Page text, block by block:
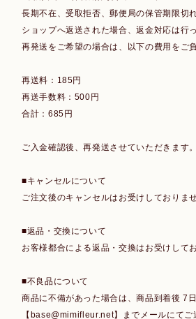
長期不在、受取拒否、郵便局の保管期限切
ショップへ返送された場合、返金対応は行
再発送をご希望の場合は、以下の費用をご
再送料：185円
再送手数料：500円
合計：685円
ご入金確認後、再発送させていただきます。
■キャンセルについて
ご注文後のキャンセルはお受けしておりませ
■返品・交換について
お客様都合による返品・交換はお受けして
■不良品について
商品に不備があった場合は、商品到着後 7
【 base@mimifleur.net】までメールにてご